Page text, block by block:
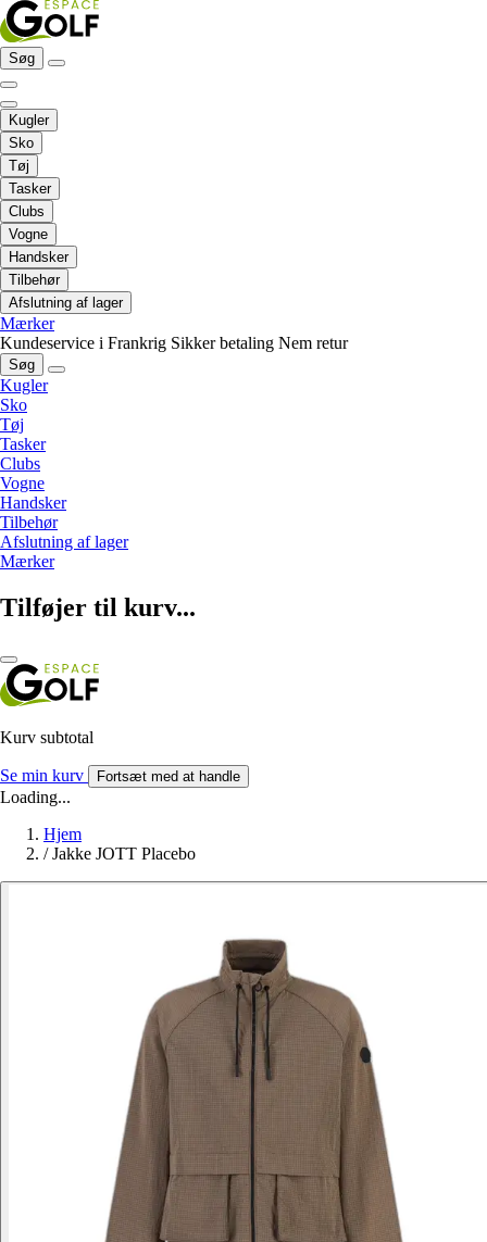
Søg
Kugler
Sko
Tøj
Tasker
Clubs
Vogne
Handsker
Tilbehør
Afslutning af lager
Mærker
Kundeservice i Frankrig Sikker betaling Nem retur
Søg
Kugler
Sko
Tøj
Tasker
Clubs
Vogne
Handsker
Tilbehør
Afslutning af lager
Mærker
Tilføjer til kurv...
Kurv subtotal
Se min kurv Fortsæt med at handle
Loading...
Hjem
/ Jakke JOTT Placebo